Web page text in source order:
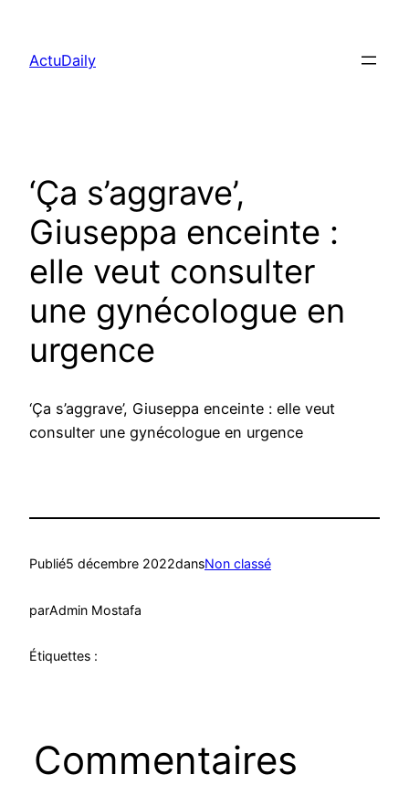
contenu
ActuDaily
‘Ça s’aggrave’,
Giuseppa enceinte :
elle veut consulter
une gynécologue en
urgence
‘Ça s’aggrave’, Giuseppa enceinte : elle veut
consulter une gynécologue en urgence
Publié5 décembre 2022dansNon classé
parAdmin Mostafa
Étiquettes :
Commentaires